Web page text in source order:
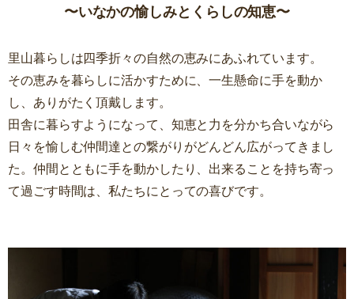
〜いなかの愉しみとくらしの知恵〜
里山暮らしは四季折々の自然の恵みにあふれています。
その恵みを暮らしに活かすために、一生懸命に手を動か
し、ありがたく頂戴します。
田舎に暮らすようになって、知恵と力を分かち合いながら
日々を愉しむ仲間達との繋がりがどんどん広がってきまし
た。仲間とともに手を動かしたり、出来ることを持ち寄っ
て過ごす時間は、私たちにとっての喜びです。